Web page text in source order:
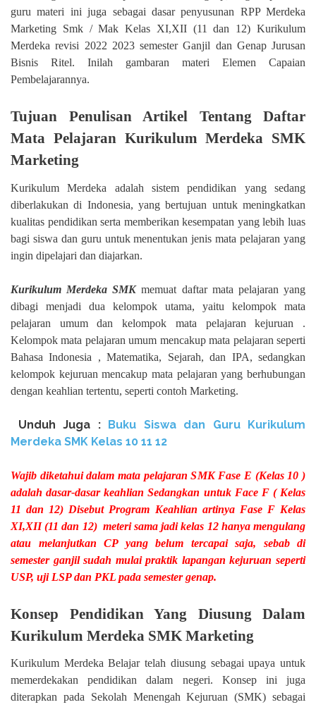
guru materi ini juga sebagai dasar penyusunan RPP Merdeka
Marketing Smk / Mak Kelas XI,XII (11 dan 12) Kurikulum
Merdeka revisi 2022 2023 semester Ganjil dan Genap Jurusan
Bisnis Ritel. Inilah gambaran materi Elemen Capaian
Pembelajarannya.
Tujuan Penulisan Artikel Tentang Daftar
Mata Pelajaran Kurikulum Merdeka SMK
Marketing
Kurikulum Merdeka adalah sistem pendidikan yang sedang
diberlakukan di Indonesia, yang bertujuan untuk meningkatkan
kualitas pendidikan serta memberikan kesempatan yang lebih luas
bagi siswa dan guru untuk menentukan jenis mata pelajaran yang
ingin dipelajari dan diajarkan.
Kurikulum Merdeka SMKmemuat daftar mata pelajaran yang
dibagi menjadi dua kelompok utama, yaitu kelompok mata
pelajaran umum dan kelompok mata pelajaran kejuruan .
Kelompok mata pelajaran umum mencakup mata pelajaran seperti
Bahasa Indonesia , Matematika, Sejarah, dan IPA, sedangkan
kelompok kejuruan mencakup mata pelajaran yang berhubungan
dengan keahlian tertentu, seperti contoh Marketing.
Unduh Juga : Buku Siswa dan Guru Kurikulum
Merdeka SMK Kelas 10 11 12
Wajib diketahui dalam mata pelajaran SMK Fase E (Kelas 10 )
adalah dasar-dasar keahlian Sedangkan untuk Face F ( Kelas
11 dan 12) Disebut Program Keahlian artinya Fase F Kelas
XI,XII (11 dan 12) meteri sama jadi kelas 12 hanya mengulang
atau melanjutkan CP yang belum tercapai saja, sebab di
semester ganjil sudah mulai praktik lapangan kejuruan seperti
USP, uji LSP dan PKL pada semester genap.
Konsep Pendidikan Yang Diusung Dalam
Kurikulum Merdeka SMK Marketing
Kurikulum Merdeka Belajar telah diusung sebagai upaya untuk
memerdekakan pendidikan dalam negeri. Konsep ini juga
diterapkan pada Sekolah Menengah Kejuruan (SMK) sebagai